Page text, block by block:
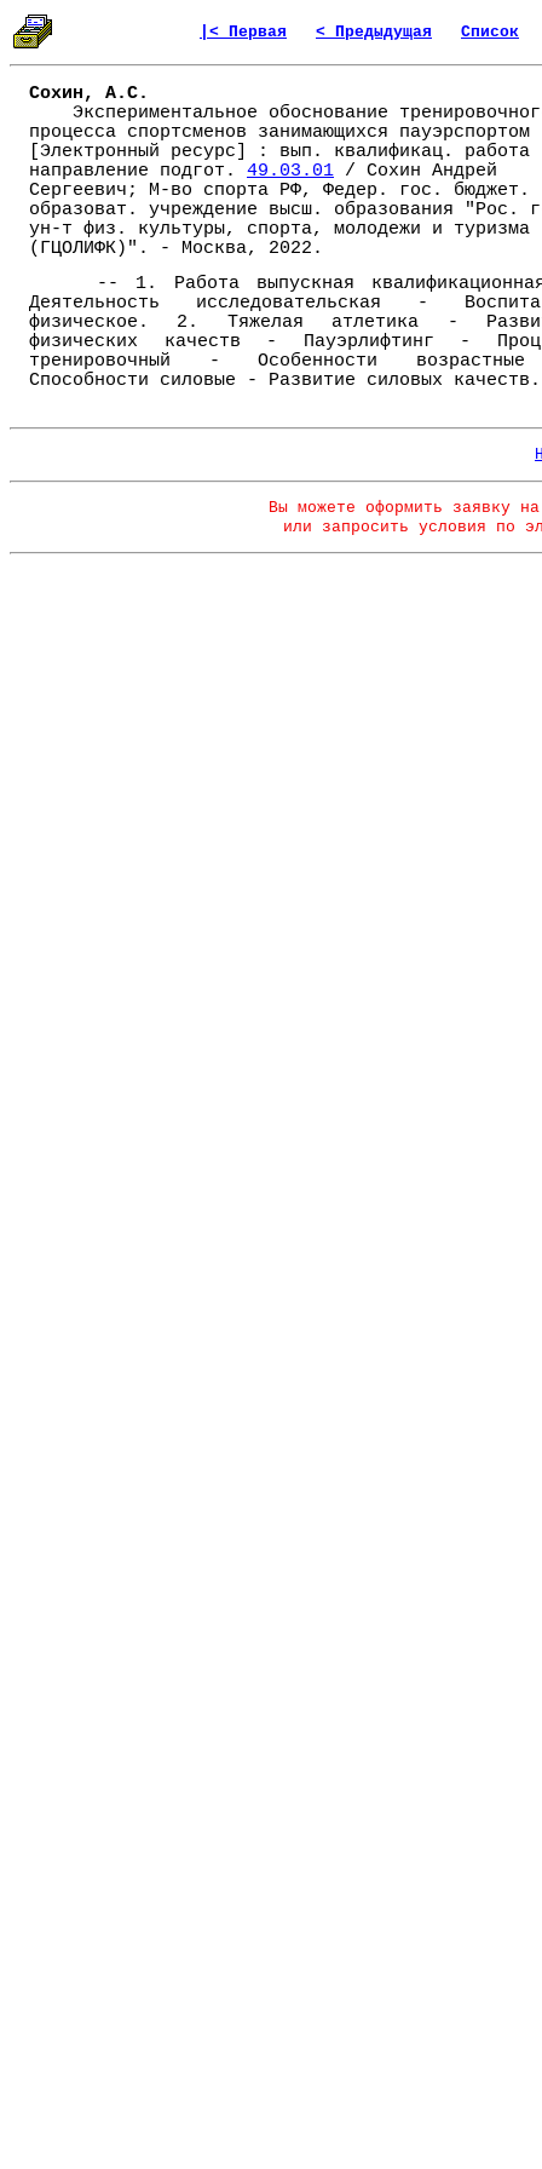
|< Первая < Предыдущая Список
Сохин, А.С.
Экспериментальное обоснование
процесса спортсменов занимающихся пауэрспортом
[Электронный ресурс] : вып. квалификац.
направление подгот. 49.03.01 / Сохин Андрей
Сергеевич; М-во спорта РФ, Федер. гос. бюджет.
образоват. учреждение высш. образования "Рос.
ун-т физ. культуры, спорта, молодежи и туризма
(ГЦОЛИФК)". - Москва, 2022.
-- 1. Работа выпускная
Деятельность исследовательская -
физическое. 2. Тяжелая атлетика -
физических качеств - Пауэрлифтинг -
тренировочный - Особенности
Способности силовые - Развитие силовых качеств.
Вы можете оформить заявку
или запросить условия по